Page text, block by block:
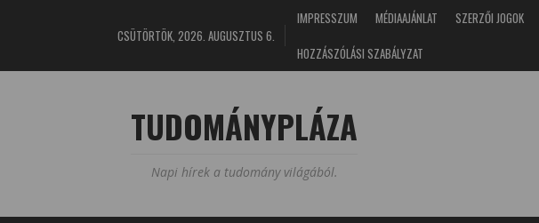
CSÜTÖRTÖK, 2026. AUGUSZTUS 6.
IMPRESSZUM MÉDIAAJÁNLAT SZERZŐI JOGOK
HOZZÁSZÓLÁSI SZABÁLYZAT
TUDOMÁNYPLÁZA
Napi hírek a tudomány világából.